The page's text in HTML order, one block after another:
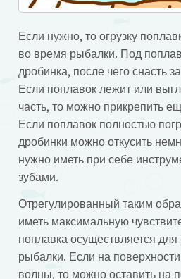
Если нужно, то огрузку
во время рыбалки. Под
дробинка, после чего снасть
Если поплавок лежит или
часть, то можно прикрепить
Если поплавок полностью
дробинки можно откусить
нужно иметь при себе
зубами.
Отрегулированный таким
иметь максимальную
поплавка осуществляется
рыбалки. Если на
волны, то можно оставить на